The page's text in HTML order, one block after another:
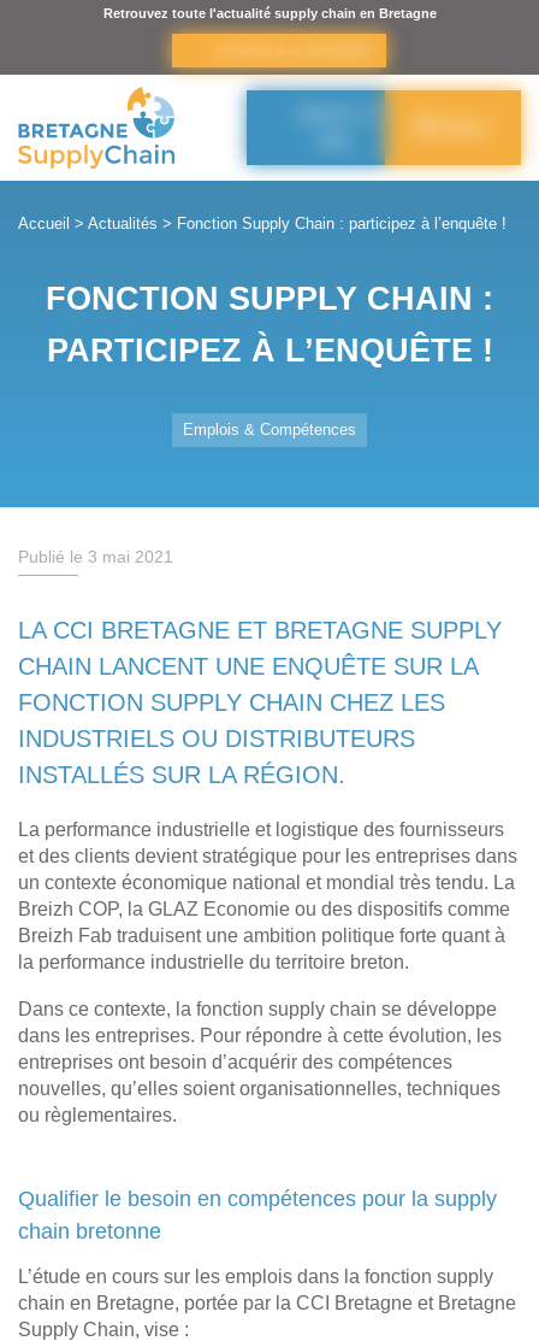
Retrouvez toute l'actualité supply chain en Bretagne
Accueil > Actualités > Fonction Supply Chain : participez à l’enquête !
FONCTION SUPPLY CHAIN :
PARTICIPEZ À L’ENQUÊTE !
Emplois & Compétences
Publié le 3 mai 2021
LA CCI BRETAGNE ET BRETAGNE SUPPLY
CHAIN LANCENT UNE ENQUÊTE SUR LA
FONCTION SUPPLY CHAIN CHEZ LES
INDUSTRIELS OU DISTRIBUTEURS
INSTALLÉS SUR LA RÉGION.
La performance industrielle et logistique des fournisseurs
et des clients devient stratégique pour les entreprises dans
un contexte économique national et mondial très tendu. La
Breizh COP, la GLAZ Economie ou des dispositifs comme
Breizh Fab traduisent une ambition politique forte quant à
la performance industrielle du territoire breton.
Dans ce contexte, la fonction supply chain se développe
dans les entreprises. Pour répondre à cette évolution, les
entreprises ont besoin d’acquérir des compétences
nouvelles, qu’elles soient organisationnelles, techniques
ou règlementaires.
Qualifier le besoin en compétences pour la supply
chain bretonne
L’étude en cours sur les emplois dans la fonction supply
chain en Bretagne, portée par la CCI Bretagne et Bretagne
Supply Chain, vise :
Panneau de gestion des cookies